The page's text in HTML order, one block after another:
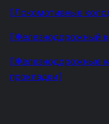
⟦Локомотивные
⟦Железнодорожный
⟦Железнодорожные
прокладки⟧